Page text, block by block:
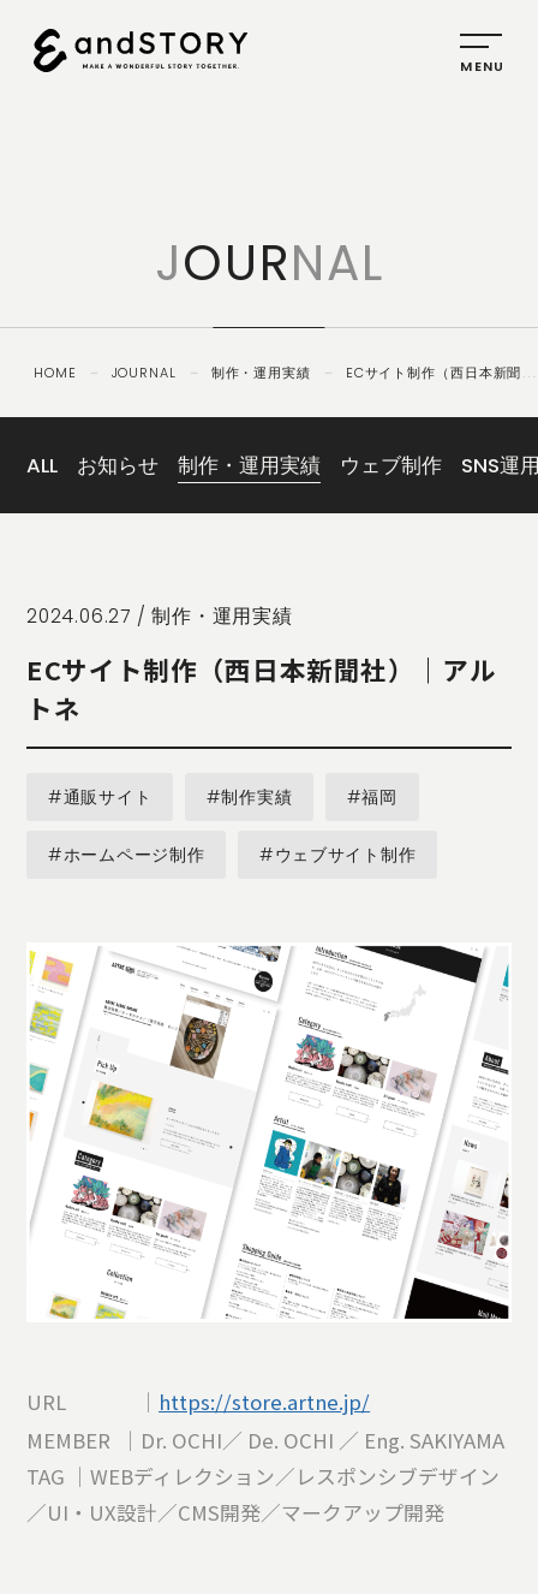
SERVICE
PLANNING
CREATIVE
IDENTITY
ABOUT
US
COMPANY
JOURNAL
CONTACT
US
OTHERS
PRIVACY
POLICY
SECURITY
記
JOURNAL
HOME － JOURNAL － 制作・運用実績 －
ECサイト制作（西日本新聞
ALL お知らせ 制作・運用実績 ウェブ制作 SNS運
2024.06.27 /制作・運用実績
ECサイト制作（西日本新聞社）｜アル
トネ
#通販サイト #制作実績 #福岡
#ホームページ制作 #ウェブサイト制作
URL ｜ https://store.artne.jp/
MEMBER ｜Dr. OCHI／ De. OCHI ／ Eng. SAKIYAMA
TAG ｜WEBディレクション／レスポンシブデザイン
／UI・UX設計／CMS開発／マークアップ開発